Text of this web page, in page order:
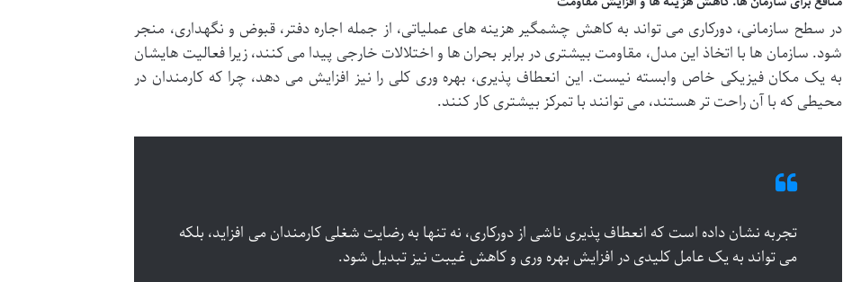
در سطح سازمانی، دورکاری می تواند به کاهش چشمگیر هزینه های عملیاتی، از جمله اجاره دفتر، قبوض و نگهداری، منجر
شود. سازمان ها با اتخاذ این مدل، مقاومت بیشتری در برابر بحران ها و اختلالات خارجی پیدا می کنند، زیرا فعالیت هایشان
به یک مکان فیزیکی خاص وابسته نیست. این انعطاف پذیری، بهره وری کلی را نیز افزایش می دهد، چرا که کارمندان در
محیطی که با آن راحت تر هستند، می توانند با تمرکز بیشتری کار کنند.
تجربه نشان داده است که انعطاف پذیری ناشی از دورکاری، نه تنها به رضایت شغلی کارمندان می افزاید، بلکه
می تواند به یک عامل کلیدی در افزایش بهره وری و کاهش غیبت نیز تبدیل شود.